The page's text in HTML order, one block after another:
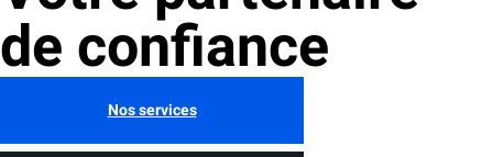
de confiance
Nos services